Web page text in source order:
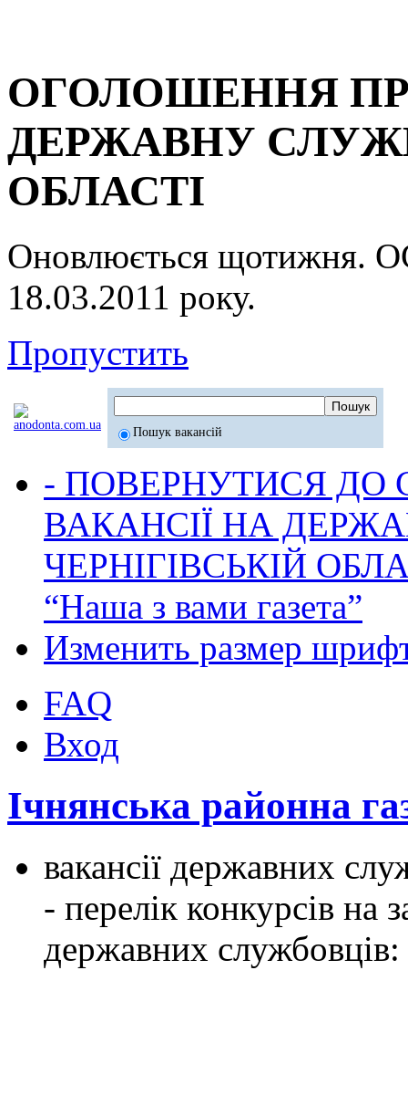
ОГОЛОШЕННЯ
ДЕРЖАВНУ
ОБЛАСТІ
Оновлюється
18.03.2011 року.
Пропустить
Пошук вакансій
- ПОВЕРНУТИСЯ ДО
ВАКАНСІЇ НА
ЧЕРНІГІВСЬКІЙ
“Наша з вами газета”
Изменить размер
FAQ
Вход
Ічнянська районна
вакансії державних
- перелік конкурсів на
державних службовців: